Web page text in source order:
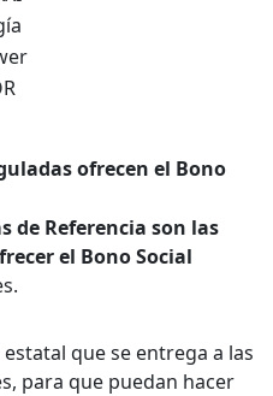
ofrecen el Bono
de Referencia son las
el Bono Social
que se entrega a las
para que puedan hacer